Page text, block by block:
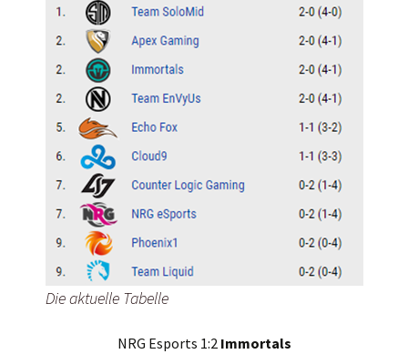
Die aktuelle Tabelle
NRG Esports 1:2 Immortals